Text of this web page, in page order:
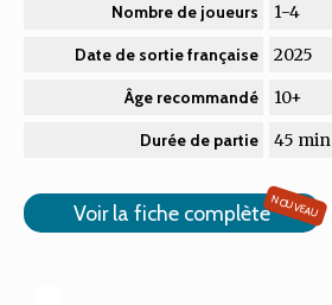
Nombre de joueurs 1-4
Date de sortie française 2025
Âge recommandé 10+
Durée de partie 45 min
Voir la fiche complèteNOUVEAU